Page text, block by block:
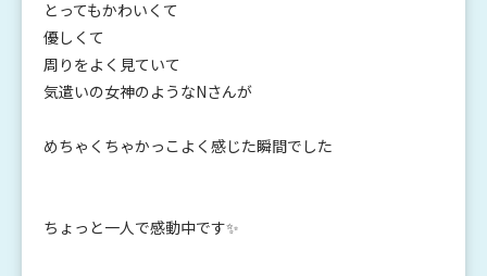
とってもかわいくて
優しくて
周りをよく見ていて
気遣いの女神のようなNさんが
めちゃくちゃかっこよく感じた瞬間でした
ちょっと一人で感動中です✨